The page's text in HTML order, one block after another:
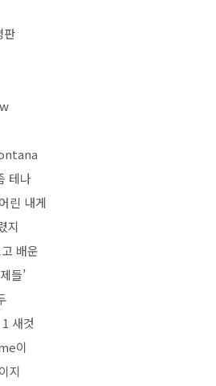
판
테나
린 내게
지
배운
들’
새것
이
지